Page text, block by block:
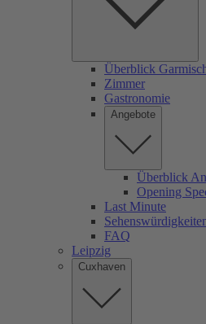
Überblick
Zimmer
Gastronomie
Angebote
Überblick
Opening
Last Minute
FAQ
Leipzig
Cuxhaven